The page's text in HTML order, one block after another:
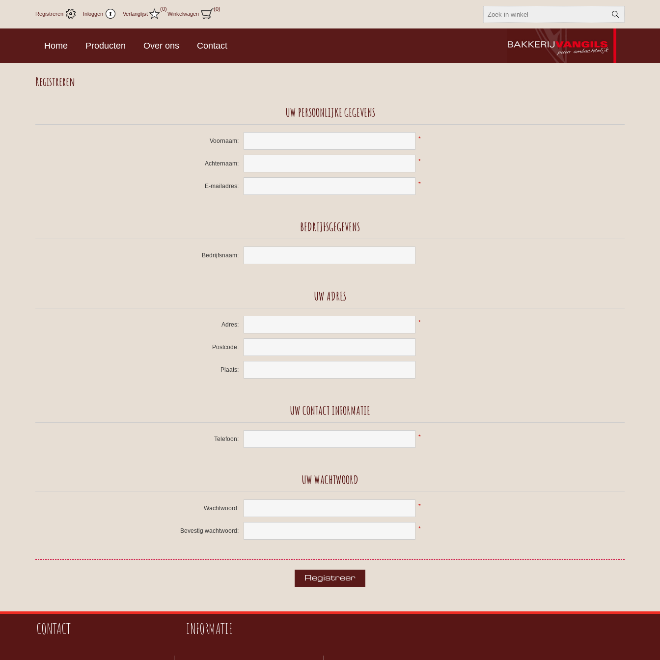
Registreren Inloggen Verlanglijst
(0)
Winkelwagen
(0)
Home Producten Over ons Contact
Registreren
UW PERSOONLIJKE GEGEVENS
Voornaam: *
Achternaam: *
E-mailadres: *
BEDRIJFSGEGEVENS
Bedrijfsnaam:
UW ADRES
Adres: *
Postcode:
Plaats:
UW CONTACT INFORMATIE
Telefoon: *
UW WACHTWOORD
Wachtwoord: *
Bevestig wachtwoord: *
CONTACT INFORMATIE